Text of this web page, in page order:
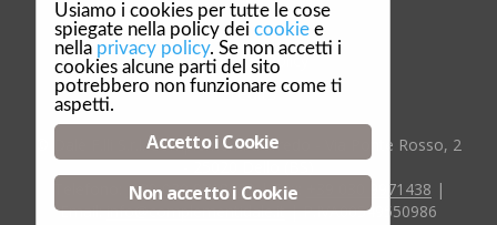
Privacy & Policy
Credits
© Dalè F.lli S.r.l. Complementi d'arredo - Via Ponte Rosso, 2
- 25020 Dello (BS)
:+39 030 9718029| Fax: +39 030 9971438 |
Email:info@complementidale.it| P.IVA00549550986
Usiamo i cookies per tutte le cose
spiegate nella policy dei cookie e
nella privacy policy. Se non accetti i
cookies alcune parti del sito
potrebbero non funzionare come ti
aspetti.
Accetto i Cookie
Non accetto i Cookie